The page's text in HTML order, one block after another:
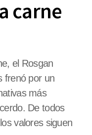
carne
el Rosgan
frenó por un
más
De todos
valores siguen